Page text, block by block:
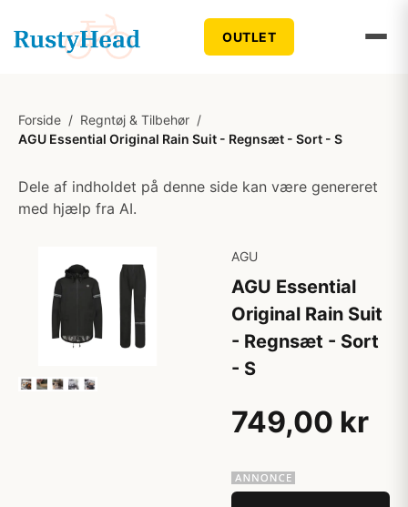
OUTLET
Forside / Regntøj & Tilbehør /
AGU Essential Original Rain Suit - Regnsæt - Sort - S
Dele af indholdet på denne side kan være genereret
med hjælp fra AI.
AGU
AGU Essential
Original Rain Suit
- Regnsæt - Sort
- S
749,00 kr